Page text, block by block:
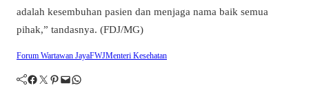
adalah kesembuhan pasien dan menjaga nama baik semua
pihak,” tandasnya. (FDJ/MG)
Forum Wartawan JayaFWJMenteri Kesehatan
Facebook Twitter Pinterest Mail WhatsApp